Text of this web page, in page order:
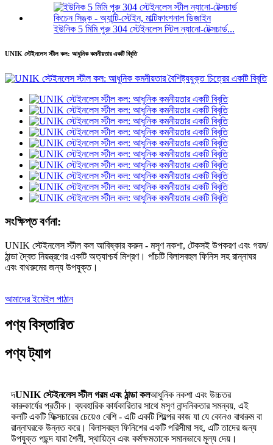
ইউনিক 5 মিমি পুরু 304 স্টেইনলেস স্টিল ন্যানো-টেক্সচার্ড...
UNIK স্টেইনলেস স্টীল কল: আধুনিক কমনীয়তার একটি বিবৃতি
সংক্ষিপ্ত বর্ণনা:
UNIK স্টেইনলেস স্টীল কল আবিষ্কার করুন - মসৃণ নকশা, টেকসই উপকরণ এবং গরম/
ঠান্ডা দ্বৈত নিয়ন্ত্রণের একটি অত্যাশ্চর্য মিশ্রণ। পাঁচটি বিলাসবহুল ফিনিস সহ রান্নাঘর
এবং বাথরুমের জন্য উপযুক্ত।
আমাদের ইমেইল পাঠান
পণ্য বিস্তারিত
পণ্য ট্যাগ
দUNIK স্টেইনলেস স্টীল গরম এবং ঠান্ডা কলআধুনিক নকশা এবং উচ্চতর
কারুকার্যের প্রতীক। ব্যবহারিক কার্যকারিতার সাথে মসৃণ নান্দনিকতার সমন্বয়, এই
কলটি একটি ফিক্সচারের চেয়েও বেশি - এটি একটি শিল্পের কাজ যা যে কোনও বাথরুম বা
রান্নাঘরকে উন্নত করে। বিলাসবহুল ফিনিশের একটি পরিসীমা সহ, এটি তাদের জন্য
উপযুক্ত পছন্দ যারা শৈলী, স্থায়িত্ব এবং কর্মক্ষমতাকে সমানভাবে মূল্য দেয়।